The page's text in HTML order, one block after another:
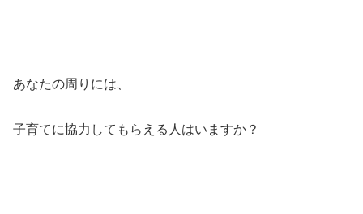
あなたの周りには、
子育てに協力してもらえる人はいますか？